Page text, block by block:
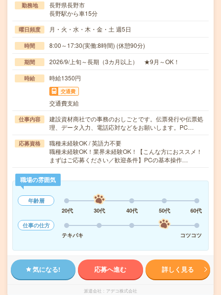
勤務地
長野県長野市
長野駅から車15分
曜日頻度 月・火・水・木・金・土 週5日
時間 8:00～17:30(実働:8時間) (休憩90分)
期間 2026/9/上旬～長期（3カ月以上） ★9月～OK！
時給 時給1350円
交通費
交通費支給
仕事内容
建設資材商社での事務のおしごとです。伝票発行や伝票処
理、データ入力、電話応対などをお願いします。PC…
応募資格
職種未経験OK / 英語力不要
職種未経験OK！業界未経験OK！【こんな方におススメ！
まずはご応募ください／歓迎条件】PCの基本操作…
職場の雰囲気
年齢層
20代
30代 40代 50代
60代
仕事の仕方
テキパキ
コツコツ
気になる! 応募へ進む 詳しく見る
派遣会社 アデコ株式会社